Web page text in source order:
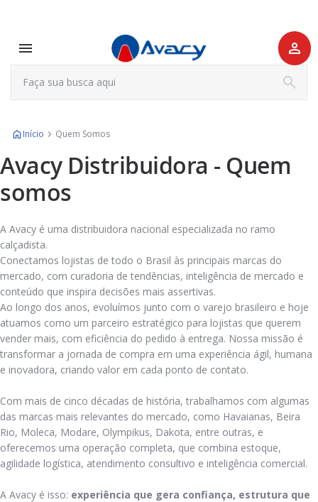
Início Quem Somos
Avacy Distribuidora - Quem
somos
A Avacy é uma distribuidora nacional especializada no ramo
calçadista.
Conectamos lojistas de todo o Brasil às principais marcas do
mercado, com curadoria de tendências, inteligência de mercado e
conteúdo que inspira decisões mais assertivas.
Ao longo dos anos, evoluímos junto com o varejo brasileiro e hoje
atuamos como um parceiro estratégico para lojistas que querem
vender mais, com eficiência do pedido à entrega. Nossa missão é
transformar a jornada de compra em uma experiência ágil, humana
e inovadora, criando valor em cada ponto de contato.
Com mais de cinco décadas de história, trabalhamos com algumas
das marcas mais relevantes do mercado, como Havaianas, Beira
Rio, Moleca, Modare, Olympikus, Dakota, entre outras, e
oferecemos uma operação completa, que combina estoque,
agilidade logística, atendimento consultivo e inteligência comercial.
A Avacy é isso: experiência que gera confiança, estrutura que